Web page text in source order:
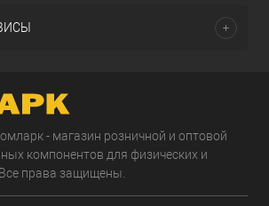
- магазин розничной и оптовой
компонентов для физических и
права защищены.